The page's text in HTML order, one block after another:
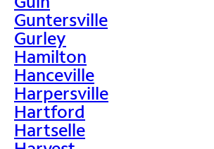
Guntersville
Gurley
Hamilton
Hanceville
Harpersville
Hartford
Hartselle